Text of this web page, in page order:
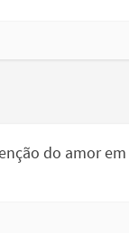
do amor